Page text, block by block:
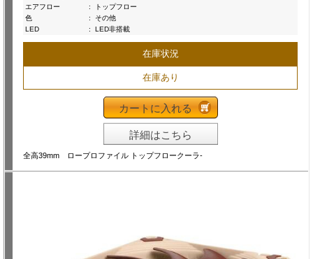
エアフロー
:
トップフロー
色
:
その他
LED
: LED非搭載
在庫状況
在庫あり
カートに入れる
詳細はこちら
全高39mm ロープロファイル トップフロークーラ-